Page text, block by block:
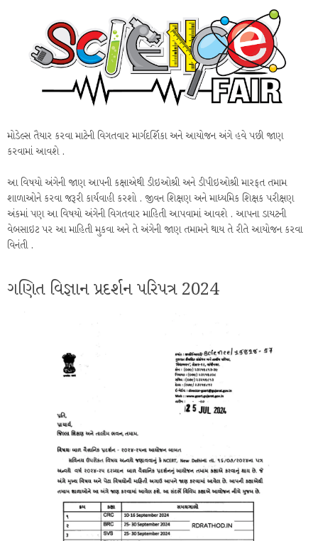
મોડેલ્સ તૈયાર કરવા માટેની વિગતવાર માર્ગદર્શિકા અને આયોજન અંગે હવે પછી જાણ
કરવામાં આવશે .
આ વિષયો અંગેની જાણ આપની કક્ષાએથી ડીઇઓશ્રી અને ડીપીઇઓશ્રી મારફત તમામ
શાળાઓને કરવા જરૂરી કાર્યવાહી કરશો . જીવન શિક્ષણ અને માધ્યમિક શિક્ષક પરીક્ષણ
અંકમાં પણ આ વિષયો અંગેની વિગતવાર માહિતી આપવામાં આવશે . આપના ડાયટની
વેબસાઇટ પર આ માહિતી મુકવા અને તે અંગેની જાણ તમામને થાય તે રીતે આયોજન કરવા
વિનંતી .
ગણિત વિજ્ઞાન પ્રદર્શન પરિપત્ર 2024